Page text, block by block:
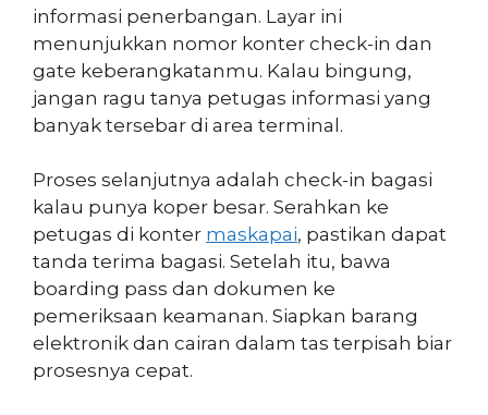
informasi penerbangan. Layar ini
menunjukkan nomor konter check-in dan
gate keberangkatanmu. Kalau bingung,
jangan ragu tanya petugas informasi yang
banyak tersebar di area terminal.
Proses selanjutnya adalah check-in bagasi
kalau punya koper besar. Serahkan ke
petugas di konter maskapai, pastikan dapat
tanda terima bagasi. Setelah itu, bawa
boarding pass dan dokumen ke
pemeriksaan keamanan. Siapkan barang
elektronik dan cairan dalam tas terpisah biar
prosesnya cepat.